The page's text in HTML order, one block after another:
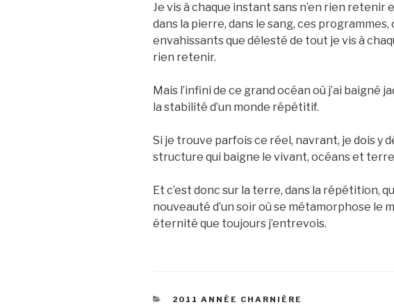
Je vis à chaque instant sans n’en rien retenir
dans la pierre, dans le sang, ces
envahissants que délesté de tout je vis à
rien retenir.
Mais l’infini de ce grand océan où j’ai baigné
la stabilité d’un monde répétitif.
Si je trouve parfois ce réel, navrant, je dois y
structure qui baigne le vivant, océans et
Et c’est donc sur la terre, dans la répétition,
nouveauté d’un soir où se métamorphose le
éternité que toujours j’entrevois.
CATEGORIES
2011 ANNÉE CHARNIÈRE